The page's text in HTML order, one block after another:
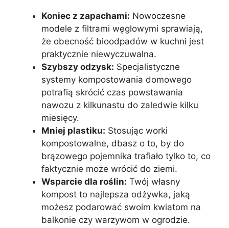
Koniec z zapachami: Nowoczesne
modele z filtrami węglowymi sprawiają,
że obecność bioodpadów w kuchni jest
praktycznie niewyczuwalna.
Szybszy odzysk: Specjalistyczne
systemy kompostowania domowego
potrafią skrócić czas powstawania
nawozu z kilkunastu do zaledwie kilku
miesięcy.
Mniej plastiku: Stosując worki
kompostowalne, dbasz o to, by do
brązowego pojemnika trafiało tylko to, co
faktycznie może wrócić do ziemi.
Wsparcie dla roślin: Twój własny
kompost to najlepsza odżywka, jaką
możesz podarować swoim kwiatom na
balkonie czy warzywom w ogrodzie.